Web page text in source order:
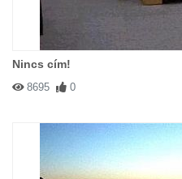
Nincs cím!
8695 0